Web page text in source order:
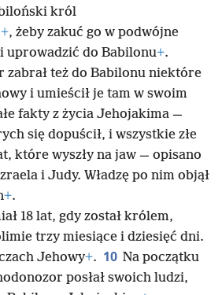
król
+, żeby zakuć go w podwójne
uprowadzić do Babilonu+.
zabrał też do Babilonu niektóre
i umieścił je tam w swoim
fakty z życia Jehojakima —
się dopuścił, i wszystkie złe
które wyszły na jaw — opisano
i Judy. Władzę po nim objął
+.
18 lat, gdy został królem,
trzy miesiące i dziesięć dni.
Jehowy+. 10 Na początku
posłał swoich ludzi,